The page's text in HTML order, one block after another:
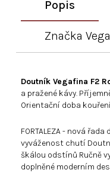
Popis
Značka
Doutník Vegafina F2
a pražené kávy.
Orientační doba
FORTALEZA - nová
vyváženost chutí
škálou odstínů Ručně
doplněné moderním